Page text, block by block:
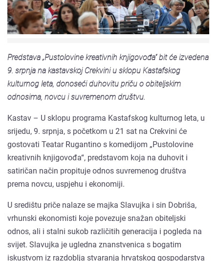
Predstava „Pustolovine kreativnih knjigovođa“ bit će izvedena
9. srpnja na kastavskoj Crekvini u sklopu Kastafskog
kulturnog leta, donoseći duhovitu priču o obiteljskim
odnosima, novcu i suvremenom društvu.
Kastav – U sklopu programa Kastafskog kulturnog leta, u
srijedu, 9. srpnja, s početkom u 21 sat na Crekvini će
gostovati Teatar Rugantino s komedijom „Pustolovine
kreativnih knjigovođa“, predstavom koja na duhovit i
satiričan način propituje odnos suvremenog društva
prema novcu, uspjehu i ekonomiji.
U središtu priče nalaze se majka Slavujka i sin Dobriša,
vrhunski ekonomisti koje povezuje snažan obiteljski
odnos, ali i stalni sukob različitih generacija i pogleda na
svijet. Slavujka je ugledna znanstvenica s bogatim
iskustvom iz razdoblja stvaranja hrvatskog gospodarstva